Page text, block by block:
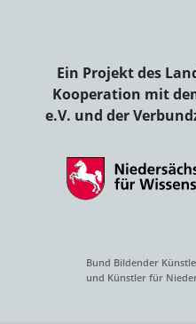
Ein Projekt des
Kooperation mit
e.V. und der
Bund Bildender
und Künstler für